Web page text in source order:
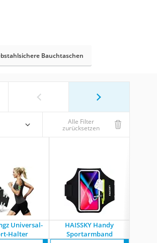
Bauchtaschen
Alle Filter
zurücksetzen
Universal-
Halter
HAISSKY Handy
Sportarmband